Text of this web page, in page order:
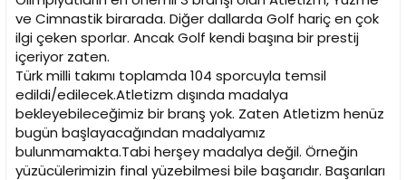
ve Cimnastik birarada. Diğer dallarda Golf hariç en çok
ilgi çeken sporlar. Ancak Golf kendi başına bir prestij
içeriyor zaten.
Türk milli takımı toplamda 104 sporcuyla temsil
edildi/edilecek.Atletizm dışında madalya
bekleyebileceğimiz bir branş yok. Zaten Atletizm henüz
bugün başlayacağından madalyamız
bulunmamakta.Tabi herşey madalya değil. Örneğin
yüzücülerimizin final yüzebilmesi bile başarıdır. Başarıları